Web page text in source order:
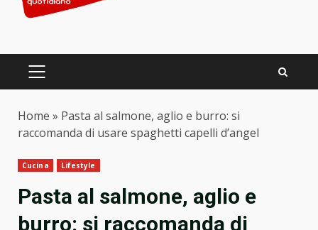
PRIMARY
Home » Pasta al salmone, aglio e burro: si
raccomanda di usare spaghetti capelli d’angel
Cucina Lifestyle
Pasta al salmone, aglio e
burro: si raccomanda di